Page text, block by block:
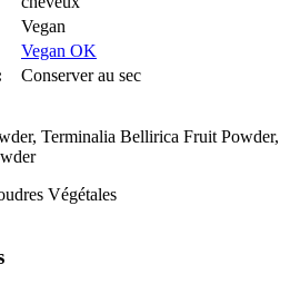
Vegan
Vegan OK
Conserver au sec
Terminalia Bellirica Fruit Powder,
Végétales